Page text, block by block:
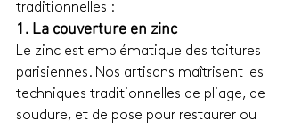
traditionnelles :
1. La couverture en zinc
Le zinc est emblématique des toitures
parisiennes. Nos artisans maîtrisent les
techniques traditionnelles de pliage, de
soudure, et de pose pour restaurer ou